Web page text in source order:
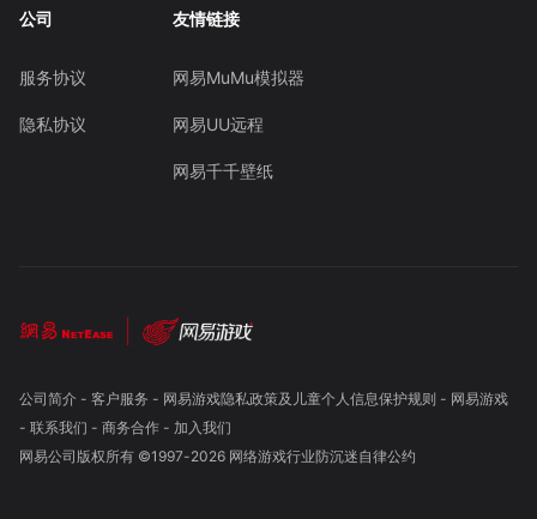
公司
服务协议
隐私协议
友情链接
网易MuMu模拟器
网易UU远程
网易千千壁纸
公司简介- 客户服务 - 网易游戏隐私政策及儿童个人信息保护规则 - 网易游戏
- 联系我们 - 商务合作- 加入我们
网易公司版权所有 ©1997-2026 网络游戏行业防沉迷自律公约